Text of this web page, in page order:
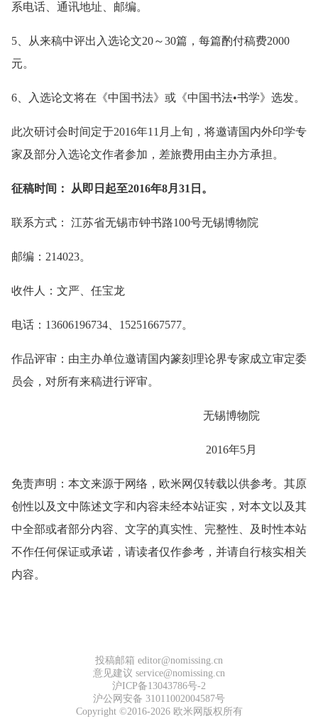
系电话、通讯地址、邮编。
5、从来稿中评出入选论文20～30篇，每篇酌付稿费2000
元。
6、入选论文将在《中国书法》或《中国书法•书学》选发。
此次研讨会时间定于2016年11月上旬，将邀请国内外印学专
家及部分入选论文作者参加，差旅费用由主办方承担。
征稿时间： 从即日起至2016年8月31日。
联系方式： 江苏省无锡市钟书路100号无锡博物院
邮编：214023。
收件人：文严、任宝龙
电话：13606196734、15251667577。
作品评审：由主办单位邀请国内篆刻理论界专家成立审定委
员会，对所有来稿进行评审。
无锡博物院
2016年5月
免责声明：本文来源于网络，欧米网仅转载以供参考。其原
创性以及文中陈述文字和内容未经本站证实，对本文以及其
中全部或者部分内容、文字的真实性、完整性、及时性本站
不作任何保证或承诺，请读者仅作参考，并请自行核实相关
内容。
投稿邮箱 editor@nomissing.cn
意见建议 service@nomissing.cn
沪ICP备13043786号-2
沪公网安备 31011002004587号
Copyright ©2016-2026 欧米网版权所有